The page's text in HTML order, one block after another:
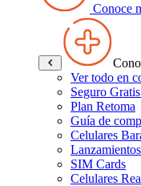
Conoce
Ver todo en
Seguro
Plan Retoma
Guía de
Celulares
SIM Cards
Celulares